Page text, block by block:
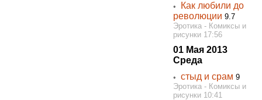
◦
Как любили до
революции 9.7
Эротика - Комиксы и
рисунки 17:56
01 Мая 2013
Среда
◦стыд и срам9
Эротика - Комиксы и
рисунки 10:41